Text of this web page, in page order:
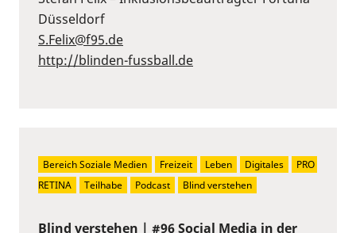
Düsseldorf
S.Felix@f95.de⁠
⁠http://blinden-fussball.de
Blind verstehen | #96 Social Media in der
Bereich Soziale Medien Freizeit Leben Digitales
PRO
RETINA
Teilhabe Podcast Blind verstehen